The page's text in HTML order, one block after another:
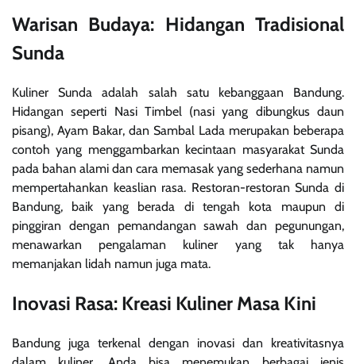
Warisan Budaya: Hidangan Tradisional
Sunda
Kuliner Sunda adalah salah satu kebanggaan Bandung.
Hidangan seperti Nasi Timbel (nasi yang dibungkus daun
pisang), Ayam Bakar, dan Sambal Lada merupakan beberapa
contoh yang menggambarkan kecintaan masyarakat Sunda
pada bahan alami dan cara memasak yang sederhana namun
mempertahankan keaslian rasa. Restoran-restoran Sunda di
Bandung, baik yang berada di tengah kota maupun di
pinggiran dengan pemandangan sawah dan pegunungan,
menawarkan pengalaman kuliner yang tak hanya
memanjakan lidah namun juga mata.
Inovasi Rasa: Kreasi Kuliner Masa Kini
Bandung juga terkenal dengan inovasi dan kreativitasnya